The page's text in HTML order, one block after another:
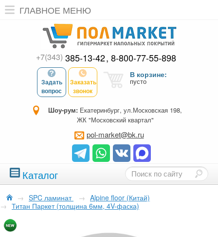
ГЛАВНОЕ МЕНЮ
+7(343) 385-13-42 8-800-77-55-898
Задать
вопрос
Заказать
звонок
В корзине:
пусто
Шоу-рум: Екатеринбург, ул.Московская 198,
ЖК "Московский квартал"
pol-market@bk.ru
Каталог
→ SPC ламинат → Alpine floor (Китай)
→ Титан Паркет (толщина 6мм, 4V-фаска)